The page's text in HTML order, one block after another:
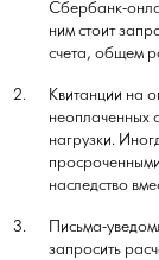
Сбербанк-
ним стоит
счета, общем
Квитанции на
неоплаченных
нагрузки.
наследство
Письма-
запросить